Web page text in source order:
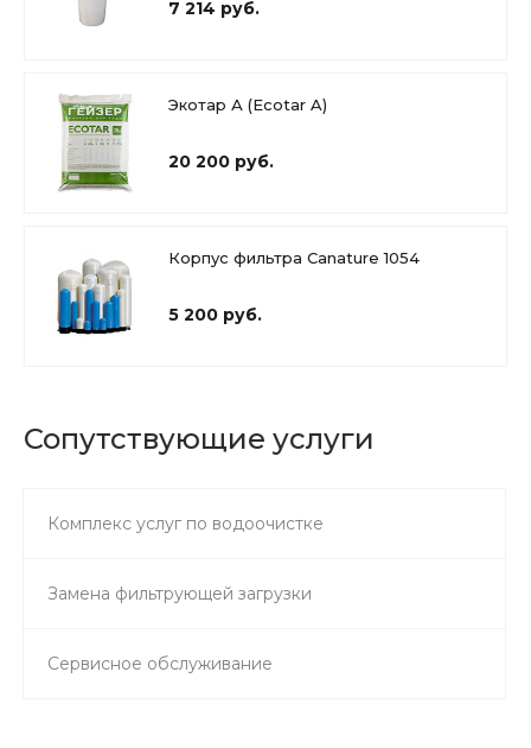
7 214 руб.
Экотар А (Ecotar A)
20 200 руб.
Корпус фильтра Canature 1054
5 200 руб.
Сопутствующие услуги
Комплекс услуг по водоочистке
Замена фильтрующей загрузки
Сервисное обслуживание